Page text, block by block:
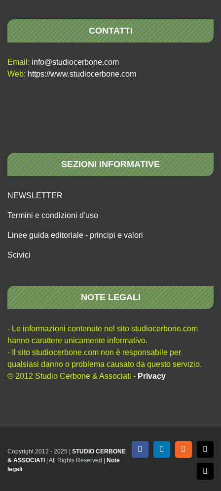
CONTATTI
Email: info@studiocerbone.com
Web: https://www.studiocerbone.com
SEZIONI INFORMATIVE
NEWSLETTER
Termini e condizioni d'uso
Linee guida editoriale - principi e valori
Scivici
NOTE LEGALI
- Le informazioni contenute nel sito studiocerbone.com
hanno carattere unicamente informativo.
- Il sito studiocerbone.com non è responsabile per
qualsiasi danno o problema causato da questo servizio.
© 2012 Studio Cerbone & Associati - Privacy
Copyright 2012 - 2025 | STUDIO CERBONE
& ASSOCIATI | All Rights Reserved | Note
legali
FacebookLinkedInRss X